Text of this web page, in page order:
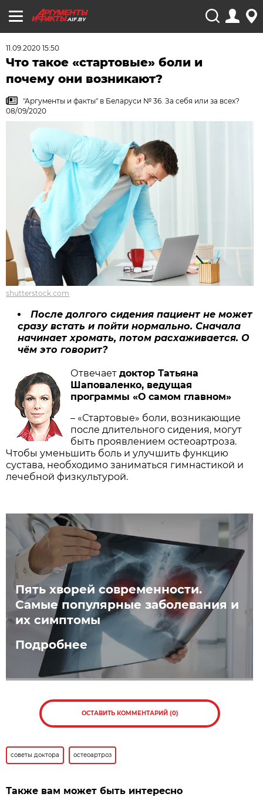
AIF.BY
11.09.2020 15:50
Что такое «стартовые» боли и
почему они возникают?
"Аргументы и факты" в Беларуси № 36. За себя или за всех?
08/09/2020
shutterstock.com
После долгого сидения пациент не может
сразу встать и пойти нормально. Сначала
начинает хромать, потом расхаживается. О
чём это говорит?
Отвечаетдоктор Татьяна
Шаповаленко, ведущая
программы «О самом главном»
– «Стартовые» боли, возникающие
после длительного сидения, могут
быть проявлением остеоартроза.
Чтобы уменьшить боль и улучшить функцию
сустава, необходимо заниматься гимнастикой и
лечебной ­физкультурой.
Пять хворей современности.
Самые популярные заболевания и
их симптомы
Подробнее
ОСТАВИТЬ КОММЕНТАРИЙ (0)
советы доктора остеоартроз
Также вам может быть интересно